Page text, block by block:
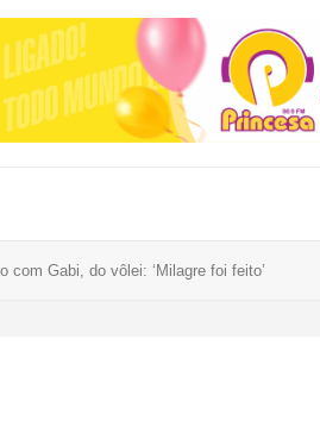
com Gabi, do vôlei: ‘Milagre foi feito’